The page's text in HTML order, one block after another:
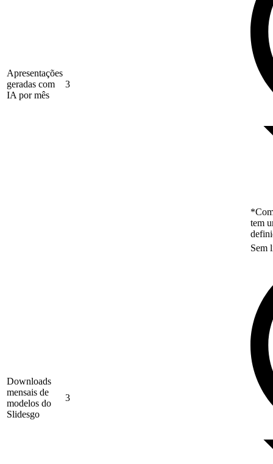
Apresentações
geradas com
IA por mês
3
tem
Downloads
mensais de
modelos do
Slidesgo
3
Sem